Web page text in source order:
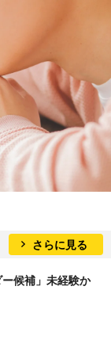
さらに見る
候補」未経験か